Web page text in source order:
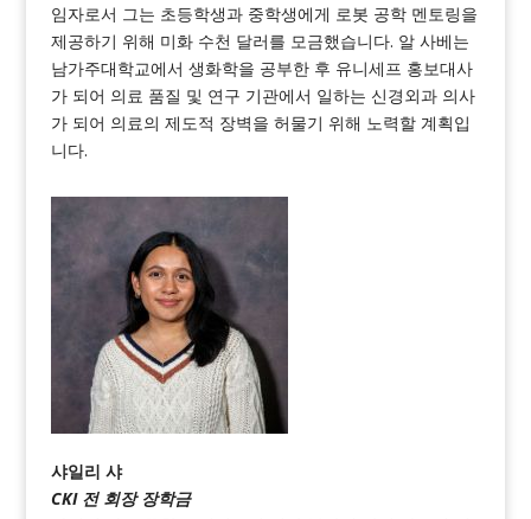
임자로서 그는 초등학생과 중학생에게 로봇 공학 멘토링을
제공하기 위해 미화 수천 달러를 모금했습니다. 알 사베는
남가주대학교에서 생화학을 공부한 후 유니세프 홍보대사
가 되어 의료 품질 및 연구 기관에서 일하는 신경외과 의사
가 되어 의료의 제도적 장벽을 허물기 위해 노력할 계획입
니다.
샤일리 샤
CKI 전 회장 장학금